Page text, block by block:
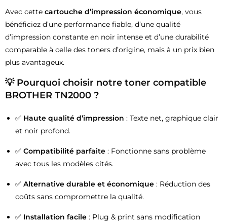
Avec cette cartouche d’impression économique, vous
bénéficiez d’une performance fiable, d’une qualité
d’impression constante en noir intense et d’une durabilité
comparable à celle des toners d’origine, mais à un prix bien
plus avantageux.
💡 Pourquoi choisir notre toner compatible
BROTHER TN2000 ?
✅ Haute qualité d’impression : Texte net, graphique clair
et noir profond.
✅ Compatibilité parfaite : Fonctionne sans problème
avec tous les modèles cités.
✅ Alternative durable et économique : Réduction des
coûts sans compromettre la qualité.
✅ Installation facile : Plug & print sans modification